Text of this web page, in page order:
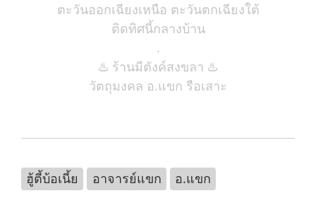
ตะวันออกเฉียงเหนือ ตะวันตกเฉียงใต้
ติดทิศนี้กลางบ้าน
.
♨️ ร้านมีตังค์สงขลา ♨️
วัตถุมงคล อ.แขก รือเสาะ
ฮู้ตี้บ้อเนี้ย อาจารย์แขก
อ.แขก